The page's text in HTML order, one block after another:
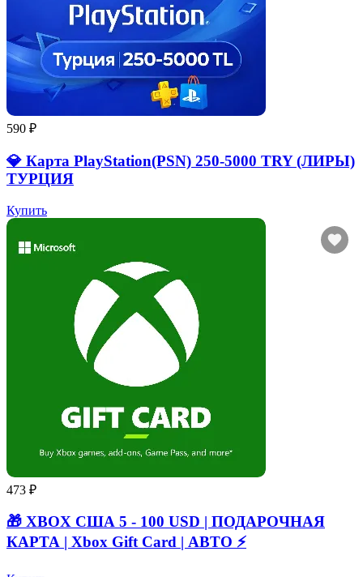
590 ₽
💎 Карта PlayStation(PSN) 250-5000 TRY (ЛИРЫ)
ТУРЦИЯ
Купить
473 ₽
🎁 XBOX США 5 - 100 USD | ПОДАРОЧНАЯ
КАРТА | Xbox Gift Card | АВТО ⚡